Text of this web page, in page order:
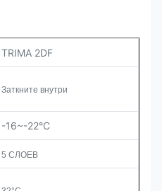
TRIMA 2DF
Заткните внутри
-16~-22°C
5 СЛОЕВ